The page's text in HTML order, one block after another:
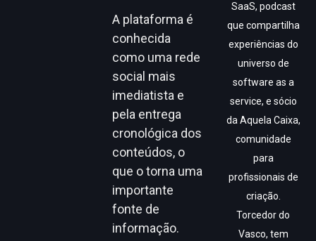
A plataforma é
conhecida
como uma rede
social mais
imediatista e
pela entrega
cronológica dos
conteúdos, o
que o torna uma
importante
fonte de
informação.
SaaS, podcast
que compartilha
experiências do
universo de
software as a
service, e sócio
da Aquela Caixa,
comunidade
para
profissionais de
criação.
Torcedor do
Vasco, tem